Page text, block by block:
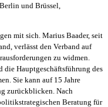
und Brüssel,
mit sich. Marius Baader, seit
verlässt den Verband auf
zu widmen.
Hauptgeschäftsführung des
Sie kann auf 15 Jahre
zurückblicken. Nach
Beratung für